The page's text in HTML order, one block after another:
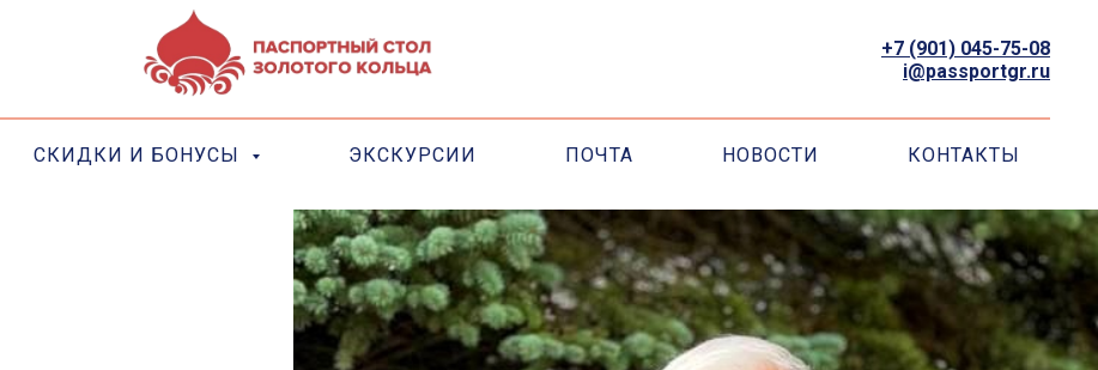
+7 (901) 045-75-08
i@passportgr.ru
СКИДКИ И БОНУСЫ ЭКСКУРСИИ ПОЧТА НОВОСТИ КОНТАКТЫ